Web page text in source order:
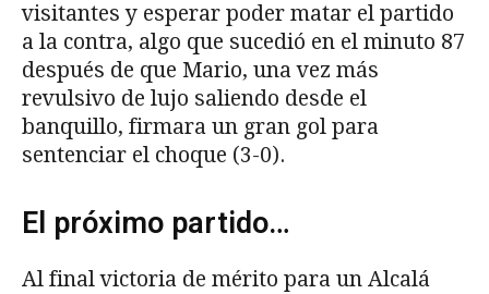
visitantes y esperar poder matar el partido
a la contra, algo que sucedió en el minuto 87
después de que Mario, una vez más
revulsivo de lujo saliendo desde el
banquillo, firmara un gran gol para
sentenciar el choque (3-0).
El próximo partido…
Al final victoria de mérito para un Alcalá